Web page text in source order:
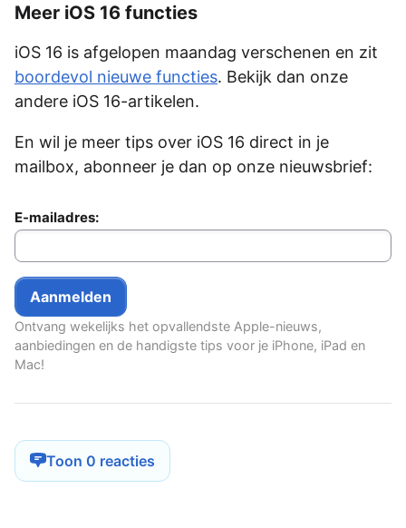
Meer iOS 16 functies
iOS 16 is afgelopen maandag verschenen en zit
boordevol nieuwe functies. Bekijk dan onze
andere iOS 16-artikelen.
En wil je meer tips over iOS 16 direct in je
mailbox, abonneer je dan op onze nieuwsbrief:
E-mailadres:
Ontvang wekelijks het opvallendste Apple-nieuws,
aanbiedingen en de handigste tips voor je iPhone, iPad en
Mac!
Toon 0 reacties